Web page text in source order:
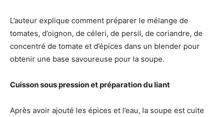
L’auteur explique comment préparer le mélange de
tomates, d’oignon, de céleri, de persil, de coriandre, de
concentré de tomate et d’épices dans un blender pour
obtenir une base savoureuse pour la soupe.
Cuisson sous pression et préparation du liant
Après avoir ajouté les épices et l’eau, la soupe est cuite